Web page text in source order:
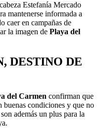
Estefanía Mercado
mantenerse informada a
caer en campañas de
la imagen de Playa del
DESTINO DE
del Carmen confirman que
buenas condiciones y que no
además un plus para la